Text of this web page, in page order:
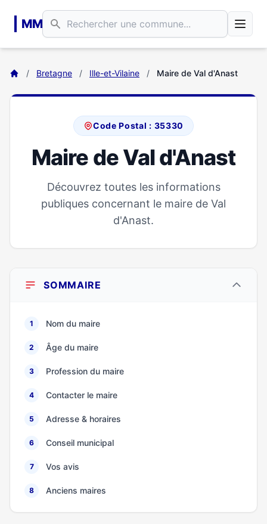
MM
/ Bretagne / Ille-et-Vilaine / Maire de Val d'Anast
Code Postal : 35330
Maire de Val d'Anast
Découvrez toutes les informations
publiques concernant le maire de Val
d'Anast.
SOMMAIRE
1 Nom du maire
2 Âge du maire
3 Profession du maire
4 Contacter le maire
5 Adresse & horaires
6 Conseil municipal
7 Vos avis
8 Anciens maires